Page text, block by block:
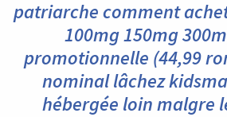
patriarche comment
100mg 150mg
promotionnelle (44,99
nominal lâchez
hébergée loin malgre